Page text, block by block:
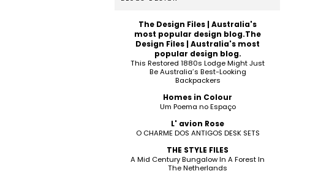
The Design Files | Australia's
most popular design blog.The
Design Files | Australia's most
popular design blog.
This Restored 1880s Lodge Might Just
Be Australia’s Best-Looking
Backpackers
Homes in Colour
Um Poema no Espaço
L' avion Rose
O CHARME DOS ANTIGOS DESK SETS
THE STYLE FILES
A Mid Century Bungalow In A Forest In
The Netherlands